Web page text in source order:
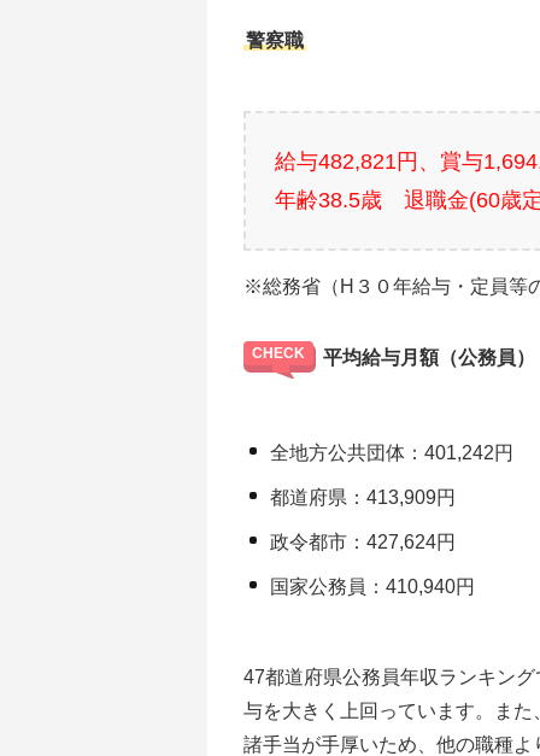
警察職
給与482,821円、賞与
年齢38.5歳 退職金(60歳
※総務省（H３０年給与・定員等
平均給与月額（公務員）
全地方公共団体：401,242円
都道府県：413,909円
政令都市：427,624円
国家公務員：410,940円
47都道府県公務員年収ランキン
与を大きく上回っています。ま
諸手当が手厚いため、他の職種